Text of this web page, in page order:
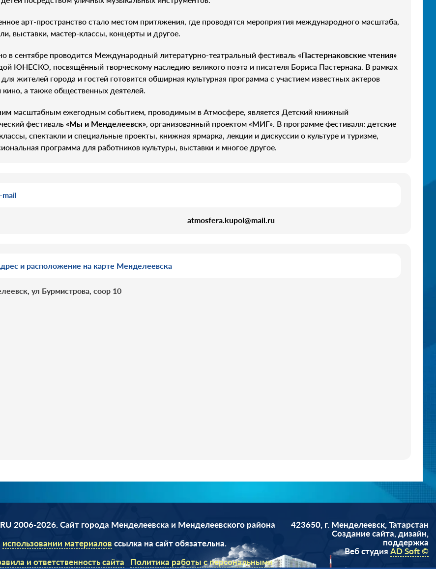
арт-пространство стало местом притяжения, где проводятся мероприятия международного масштаба,
выставки, мастер-классы, концерты и другое.
в сентябре проводится Международный литературно-театральный фестиваль «Пастернаковские чтения»
ЮНЕСКО, посвящённый творческому наследию великого поэта и писателя Бориса Пастернака. В рамках
для жителей города и гостей готовится обширная культурная программа с участием известных актеров
кино, а также общественных деятелей.
масштабным ежегодным событием, проводимым в Атмосфере, является Детский книжный
фестиваль «Мы и Менделеевск», организованный проектом «МИГ». В программе фестиваля: детские
спектакли и специальные проекты, книжная ярмарка, лекции и дискуссии о культуре и туризме,
программа для работников культуры, выставки и многое другое.
mail
atmosfera.kupol@mail.ru
и расположение на карте Менделеевска
ул Бурмистрова, соор 10
2006-2026. Сайт города Менделеевска и Менделеевского района
использовании материалов ссылка на сайт обязательна.
и ответственность сайта
Политика работы с персональными
423650, г. Менделеевск, Татарстан
Cоздание сайта, дизайн,
поддержка
Веб студия AD Soft ©